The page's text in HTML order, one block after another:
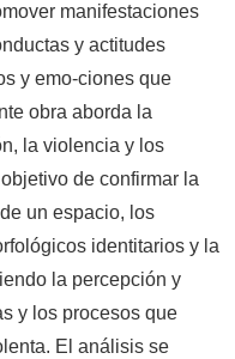
manifestaciones
y actitudes
y emo-ciones que
obra aborda la
la violencia y los
de confirmar la
un espacio, los
identitarios y la
la percepción y
y los procesos que
El análisis se